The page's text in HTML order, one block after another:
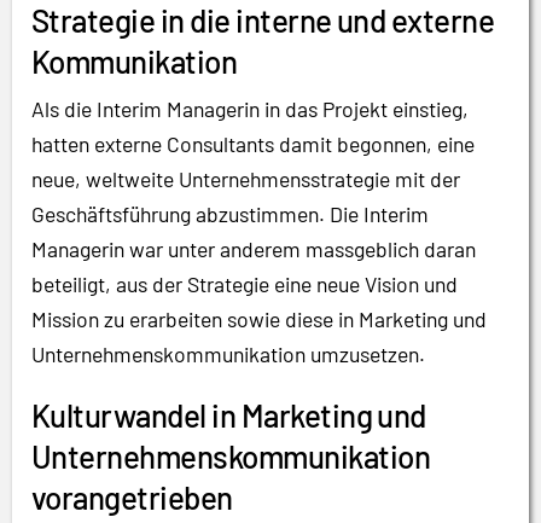
Strategie in die interne und externe
Kommunikation
Als die Interim Managerin in das Projekt einstieg,
hatten externe Consultants damit begonnen, eine
neue, weltweite Unternehmensstrategie mit der
Geschäftsführung abzustimmen. Die Interim
Managerin war unter anderem massgeblich daran
beteiligt, aus der Strategie eine neue Vision und
Mission zu erarbeiten sowie diese in Marketing und
Unternehmenskommunikation umzusetzen.
Kulturwandel in Marketing und
Unternehmenskommunikation
vorangetrieben